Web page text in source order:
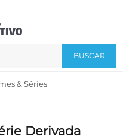
BUSCAR
& Séries
Derivada